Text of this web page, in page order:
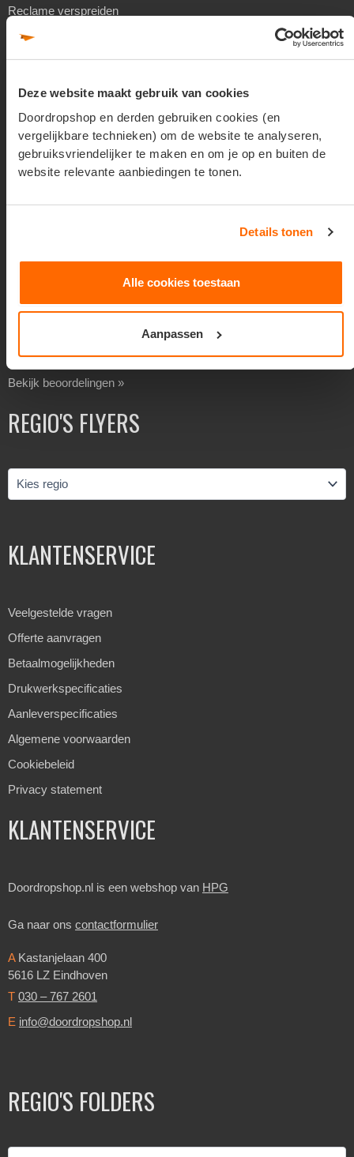
Deze website maakt gebruik van cookies
Doordropshop en derden gebruiken cookies (en
vergelijkbare technieken) om de website te analyseren,
gebruiksvriendelijker te maken en om je op en buiten de
website relevante aanbiedingen te tonen.
Details tonen
Alle cookies toestaan
Aanpassen
Reclame verspreiden
Huis aan huis verspreiden
Geadresseerd verspreiden
Drukwerk verspreiden
Goedkoop folders verspreiden
Goedkoop flyers verspreiden
Folders laten verspreiden
BEOORDELINGEN
Beoordeling 8,4 uit 10 op basis van138
reviews via Feedback
Bekijk beoordelingen »
REGIO'S FLYERS
KLANTENSERVICE
Veelgestelde vragen
Offerte aanvragen
Betaalmogelijkheden
Drukwerkspecificaties
Aanleverspecificaties
Algemene voorwaarden
Cookiebeleid
Privacy statement
KLANTENSERVICE
Doordropshop.nl is een webshop van HPG
Ga naar ons contactformulier
AKastanjelaan 400
5616 LZ Eindhoven
T 030 – 767 2601
E info@doordropshop.nl
REGIO'S FOLDERS